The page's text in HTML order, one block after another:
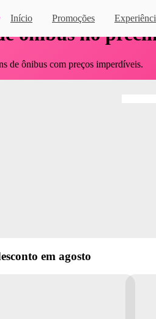
Início Promoções
ônibus no
de ônibus com preços imperdíveis.
em agosto